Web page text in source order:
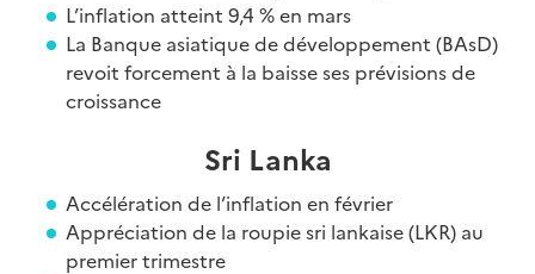
L’inflation atteint 9,4 % en mars
La Banque asiatique de développement (BAsD)
revoit forcement à la baisse ses prévisions de
croissance
Sri Lanka
Accélération de l’inflation en février
Appréciation de la roupie sri lankaise (LKR) au
premier trimestre